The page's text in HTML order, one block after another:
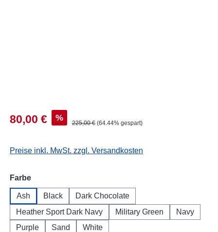
80,00 € %
225,00 € (64.44% gespart)
Preise inkl. MwSt. zzgl. Versandkosten
Farbeauswählen
Ash Black
Dark Chocolate
Heather Sport Dark Navy
Military Green
Navy
Purple
Sand White